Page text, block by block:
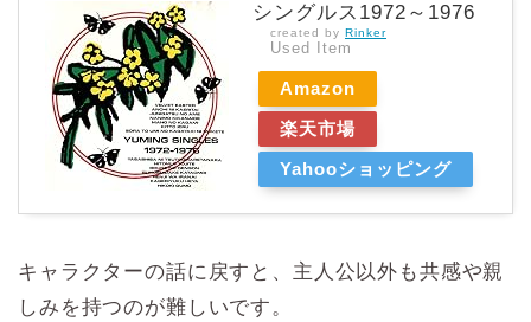
シングルス1972～1976
created by Rinker
Used Item
Amazon
楽天市場
Yahooショッピング
キャラクターの話に戻すと、主人公以外も共感や親
しみを持つのが難しいです。